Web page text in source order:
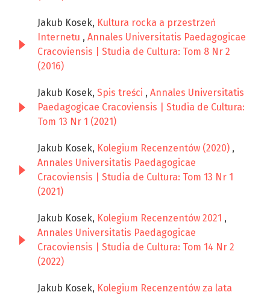
Jakub Kosek, Kultura rocka a przestrzeń
Internetu , Annales Universitatis Paedagogicae
Cracoviensis | Studia de Cultura: Tom 8 Nr 2
(2016)
Jakub Kosek, Spis treści , Annales Universitatis
Paedagogicae Cracoviensis | Studia de Cultura:
Tom 13 Nr 1 (2021)
Jakub Kosek, Kolegium Recenzentów (2020) ,
Annales Universitatis Paedagogicae
Cracoviensis | Studia de Cultura: Tom 13 Nr 1
(2021)
Jakub Kosek, Kolegium Recenzentów 2021 ,
Annales Universitatis Paedagogicae
Cracoviensis | Studia de Cultura: Tom 14 Nr 2
(2022)
Jakub Kosek, Kolegium Recenzentów za lata